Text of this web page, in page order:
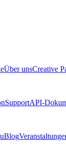
Über unsCreative
SupportAPI-
Blog